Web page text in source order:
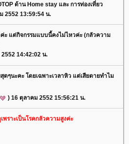
ด้าน Home stay และ การท่องเที่ยว
2552 13:59:54 น.
ะ แต่กิจกรรมแบบนี้คงไม่ไหวค่ะ (กลัวความ
14:42:02 น.
ดๆนะคะ โดยเฉพาะเวลาหิว แต่เสียดายทำไม
) 16 ตุลาคม 2552 15:56:21 น.
ราะเป็นโรคกลัวความสูงค่ะ